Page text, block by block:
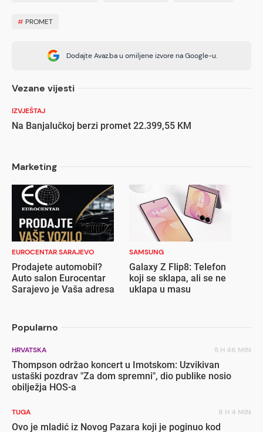
# PROMET
Dodajte Avaz.ba u omiljene izvore na Google-u.
Vezane vijesti
IZVJEŠTAJ
Na Banjalučkoj berzi promet 22.399,55 KM
Marketing
EUROCENTAR SARAJEVO
Prodajete automobil?
Auto salon Eurocentar
Sarajevo je Vaša adresa
SAMSUNG
Galaxy Z Flip8: Telefon
koji se sklapa, ali se ne
uklapa u masu
Popularno
HRVATSKA 5 H 46 MIN
Thompson održao koncert u Imotskom: Uzvikivan
ustaški pozdrav "Za dom spremni", dio publike nosio
obilježja HOS-a
TUGA 8 H 4 MIN
Ovo je mladić iz Novog Pazara koji je poginuo kod